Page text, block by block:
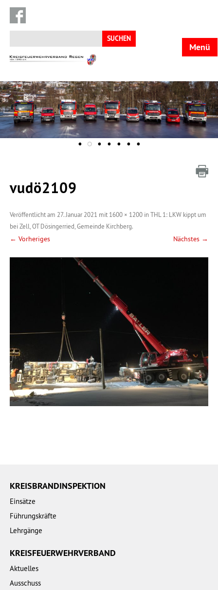
Suchen
nach:
KFV
Menü
vudö2109
Veröffentlicht am 27. Januar 2021 mit 1600 × 1200 inTHL 1: LKW kippt um
bei Zell, OT Dösingerried, Gemeinde Kirchberg.
← Vorheriges Nächstes →
KREISBRANDINSPEKTION
Einsätze
Führungskräfte
Lehrgänge
KREISFEUERWEHRVERBAND
Aktuelles
Ausschuss